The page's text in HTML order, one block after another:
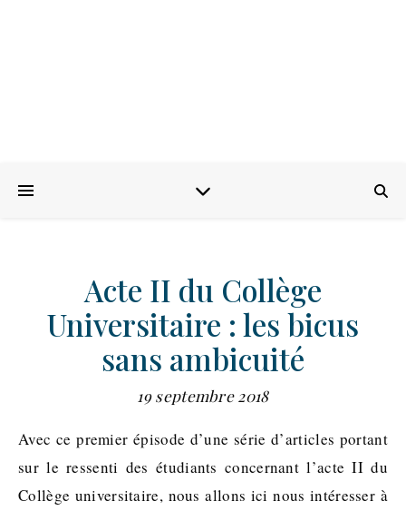
Acte II du Collège
Universitaire : les bicus
sans ambicuité
19 septembre 2018
Avec ce premier épisode d’une série d’articles portant
sur le ressenti des étudiants concernant l’acte II du
Collège universitaire, nous allons ici nous intéresser à